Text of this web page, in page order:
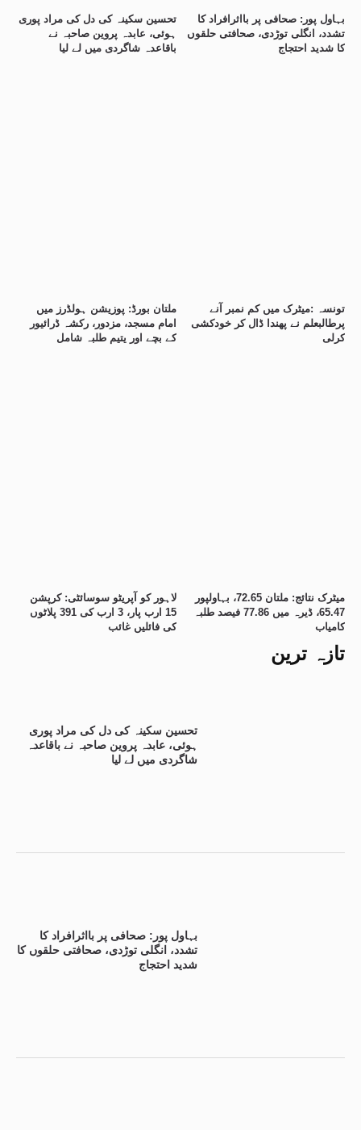
تازہ ترین
تحسین سکینہ کی دل کی مراد پوری
ہوئی، عابدہ پروین صاحبہ نے باقاعدہ
شاگردی میں لے لیا
بہاول پور: صحافی پر بااثرافراد کا
تشدد، انگلی توڑدی، صحافتی حلقوں کا
شدید احتجاج
تحسین سکینہ کی دل کی مراد پوری
ہوئی، عابدہ پروین صاحبہ نے
باقاعدہ شاگردی میں لے لیا
بہاول پور: صحافی پر بااثرافراد کا
تشدد، انگلی توڑدی، صحافتی حلقوں
کا شدید احتجاج
ملتان بورڈ: پوزیشن ہولڈرز میں
امام مسجد، مزدور، رکشہ ڈرائیور
کے بچے اور یتیم طلبہ شامل
تونسہ :میٹرک میں کم نمبر آنے
پرطالبعلم نے پھندا ڈال کر خودکشی
کرلی
لاہور کو آپریٹو سوسائٹی: کرپشن
15 ارب پار، 3 ارب کی 391 پلاٹوں
کی فائلیں غائب
میٹرک نتائج: ملتان 72.65، بہاولپور
65.47، ڈیرہ میں 77.86 فیصد طلبہ
کامیاب